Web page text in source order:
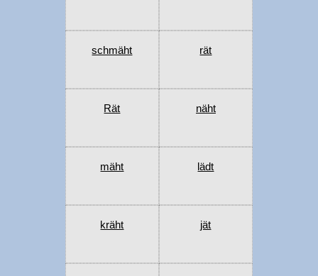
schmäht rät
Rät näht
mäht lädt
kräht jät